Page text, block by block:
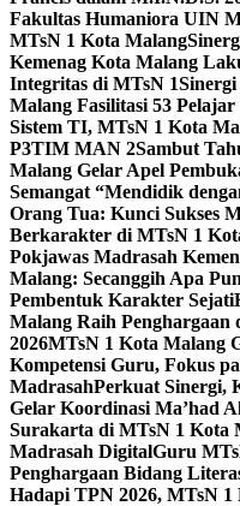
Fakultas Humaniora UIN
MTsN 1 Kota Malang
Kemenag Kota Malang
Integritas di MTsN 1Sinergi
Malang Fasilitasi 53
Sistem TI, MTsN 1 Kota
P3TIM MAN 2Sambut
Malang Gelar Apel
Semangat “Mendidik
Orang Tua: Kunci Sukses
Berkarakter di MTsN 1
Pokjawas Madrasah
Malang: Secanggih Apa
Pembentuk Karakter Sejati
Malang Raih
2026MTsN 1 Kota Malang
Kompetensi Guru, Fokus
MadrasahPerkuat Sinergi,
Gelar Koordinasi Ma’had
Surakarta di MTsN 1 Kota
Madrasah DigitalGuru
Penghargaan Bidang
Hadapi TPN 2026, MTsN